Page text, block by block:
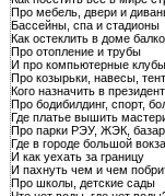
Про мебель, двери и
Бассейны, спа и стадионы
Как остеклить в доме
Про отопление и трубы
И про компьютерные клубы
Про козырьки, навесы,
Кого назначить в
Про бодибилдинг, спорт,
Где платье вышить
Про парки РЭУ, ЖЭК, базар
Где в городе большой
И как уехать за границу
И пахнуть чем и чем
Про школы, детские сады